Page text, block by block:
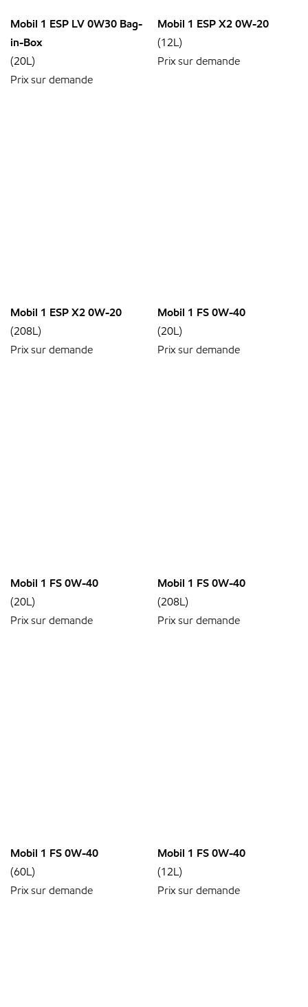
Mobil 1 ESP LV 0W30 Bag-
in-Box
(20L)
Prix sur demande
Mobil 1 ESP X2 0W-20
(12L)
Prix sur demande
Mobil 1 ESP X2 0W-20
(208L)
Prix sur demande
Mobil 1 FS 0W-40
(20L)
Prix sur demande
Mobil 1 FS 0W-40
(20L)
Prix sur demande
Mobil 1 FS 0W-40
(208L)
Prix sur demande
Mobil 1 FS 0W-40
(60L)
Prix sur demande
Mobil 1 FS 0W-40
(12L)
Prix sur demande